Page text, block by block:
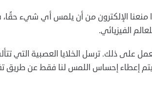
الإلكترون من أن يلمس أي شيء حقًا،
الفيزيائي.
على ذلك. ترسل الخلايا العصبية التي
يتم إعطاء إحساس اللمس لنا فقط عن طريق